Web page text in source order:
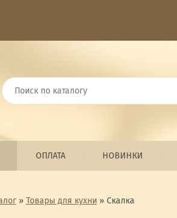
ОПЛАТА НОВИНКИ
» Товары для кухни » Скалка